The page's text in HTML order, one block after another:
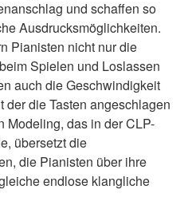
und schaffen so
Ausdrucksmöglichkeiten.
Pianisten nicht nur die
Spielen und Loslassen
auch die Geschwindigkeit
der die Tasten angeschlagen
Modeling, das in der CLP-
übersetzt die
die Pianisten über ihre
endlose klangliche